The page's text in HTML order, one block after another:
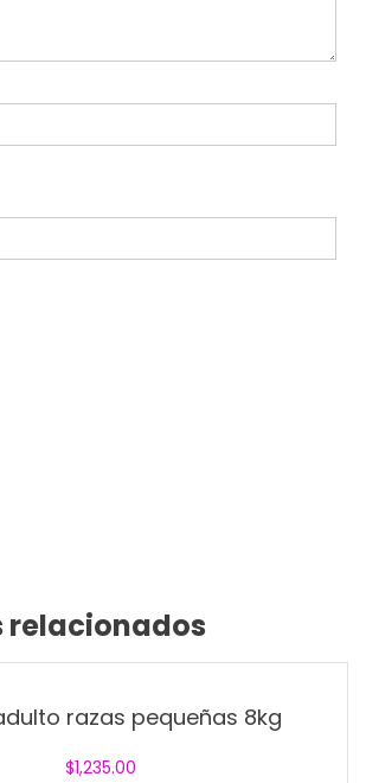
relacionados
razas pequeñas 8kg
$1,235.00